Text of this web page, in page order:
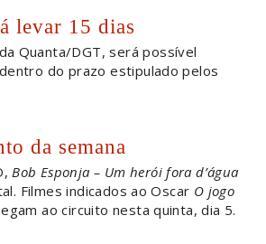
levar 15 dias
Quanta/DGT, será possível
do prazo estipulado pelos
da semana
Bob Esponja – Um herói fora d’água
Filmes indicados ao Oscar O jogo
ao circuito nesta quinta, dia 5.